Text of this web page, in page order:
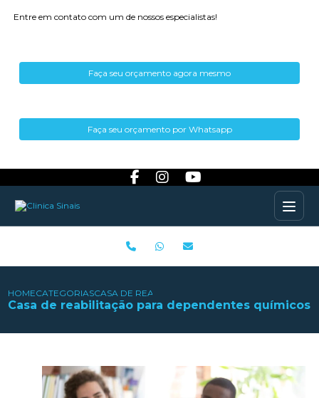
Entre em contato com um de nossos especialistas!
Faça seu orçamento agora mesmo
Faça seu orçamento por Whatsapp
HOMECATEGORIASCASA DE REABILITAÇÃO PARA DEPENDENTES
Casa de reabilitação para dependentes químicos